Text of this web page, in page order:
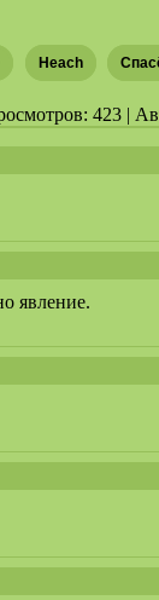
Heach
423 |
явление.